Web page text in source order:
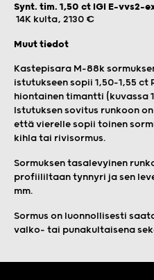
Synt. tim. 1,50 ct IGI E-vvs2-
14K kulta, 2130 €
Muut tiedot
Kastepisara M-88k
istutukseen sopii 1,50-1,55 ct
hiontainen timantti (kuvassa
Istutuksen sovitus runkoon
että vierelle sopii toinen
kihla tai rivisormus.
Sormuksen tasalevyinen
profiililtaan tynnyri ja sen
mm.
Sormus on luonnollisesti
valko- tai punakultaisena